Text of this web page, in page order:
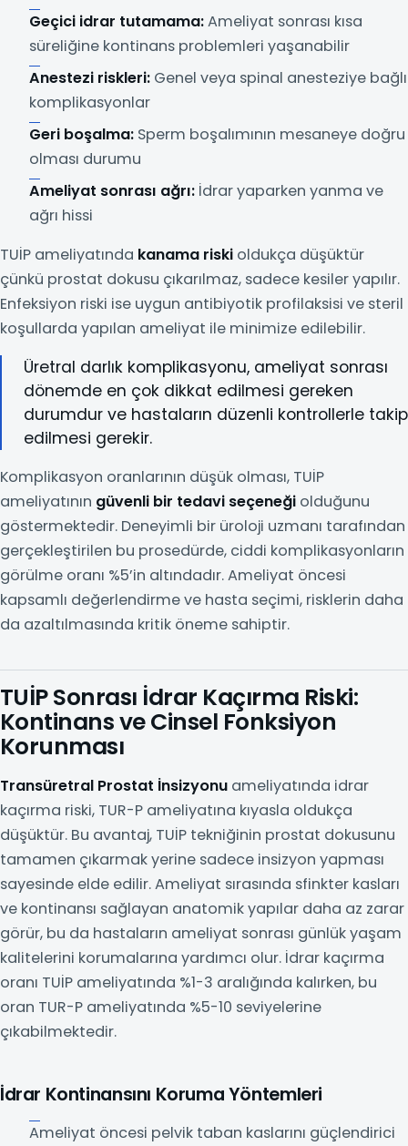
Geçici idrar tutamama:Ameliyat sonrası kısa
süreliğine kontinans problemleri yaşanabilir
Anestezi riskleri: Genel veya spinal anesteziye bağlı
komplikasyonlar
Geri boşalma: Sperm boşalımının mesaneye doğru
olması durumu
Ameliyat sonrası ağrı: İdrar yaparken yanma ve
ağrı hissi
TUİP ameliyatında kanama riski oldukça düşüktür
çünkü prostat dokusu çıkarılmaz, sadece kesiler yapılır.
Enfeksiyon riski ise uygun antibiyotik profilaksisi ve steril
koşullarda yapılan ameliyat ile minimize edilebilir.
Üretral darlık komplikasyonu, ameliyat sonrası
dönemde en çok dikkat edilmesi gereken
durumdur ve hastaların düzenli kontrollerle takip
edilmesi gerekir.
Komplikasyon oranlarının düşük olması, TUİP
ameliyatının güvenli bir tedavi seçeneği olduğunu
göstermektedir. Deneyimli bir üroloji uzmanı tarafından
gerçekleştirilen bu prosedürde, ciddi komplikasyonların
görülme oranı %5’in altındadır. Ameliyat öncesi
kapsamlı değerlendirme ve hasta seçimi, risklerin daha
da azaltılmasında kritik öneme sahiptir.
TUİP Sonrası İdrar Kaçırma Riski:
Kontinans ve Cinsel Fonksiyon
Korunması
Transüretral Prostat İnsizyonu ameliyatında idrar
kaçırma riski, TUR-P ameliyatına kıyasla oldukça
düşüktür. Bu avantaj, TUİP tekniğinin prostat dokusunu
tamamen çıkarmak yerine sadece insizyon yapması
sayesinde elde edilir. Ameliyat sırasında sfinkter kasları
ve kontinansı sağlayan anatomik yapılar daha az zarar
görür, bu da hastaların ameliyat sonrası günlük yaşam
kalitelerini korumalarına yardımcı olur. İdrar kaçırma
oranı TUİP ameliyatında %1-3 aralığında kalırken, bu
oran TUR-P ameliyatında %5-10 seviyelerine
çıkabilmektedir.
İdrar Kontinansını Koruma Yöntemleri
Ameliyat öncesi pelvik taban kaslarını güçlendirici